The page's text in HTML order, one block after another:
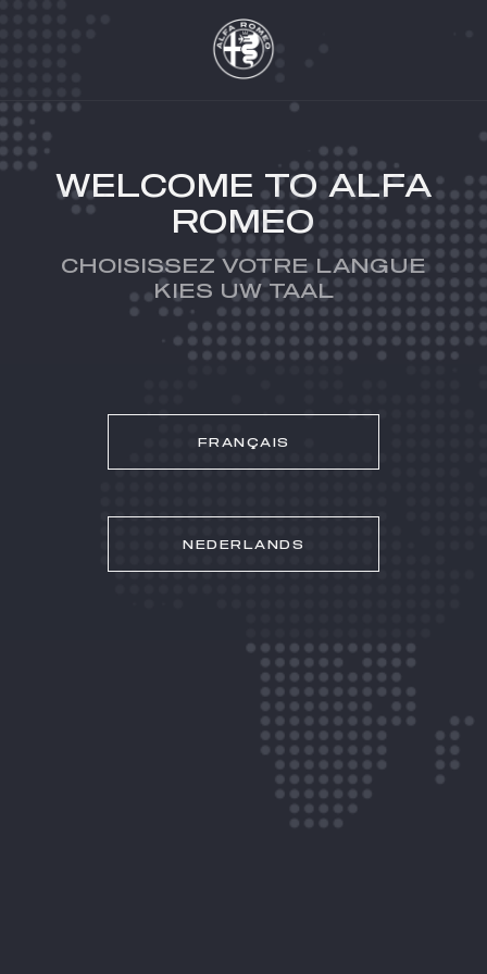
WELCOME TO ALFA
ROMEO
CHOISISSEZ VOTRE LANGUE
KIES UW TAAL
FRANÇAIS
NEDERLANDS